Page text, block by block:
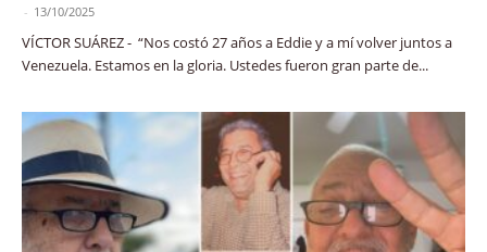
- 13/10/2025
VÍCTOR SUÁREZ - “Nos costó 27 años a Eddie y a mí volver juntos a
Venezuela. Estamos en la gloria. Ustedes fueron gran parte de...